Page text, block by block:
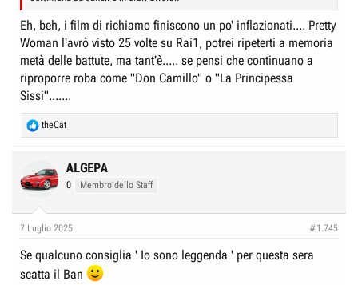
Eh, beh, i film di richiamo finiscono un po' inflazionati.... Pretty
Woman l'avrò visto 25 volte su Rai1, potrei ripeterti a memoria
metà delle battute, ma tant'è..... se pensi che continuano a
riproporre roba come "Don Camillo" o "La Principessa
Sissi".......
R
e
t
i
s
theCat
ALGEPA
0 Membro dello Staff
7 Luglio 2025 #1.745
Se qualcuno consiglia ' Io sono leggenda ' per questa sera
scatta il Ban